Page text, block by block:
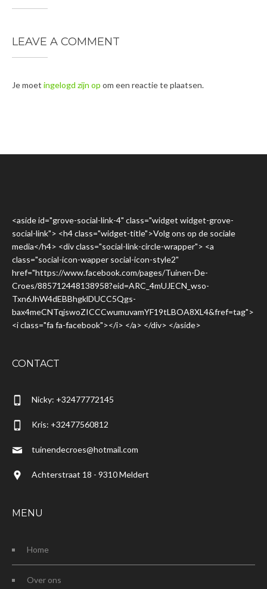
LEAVE A COMMENT
Je moet ingelogd zijn op om een reactie te plaatsen.
<aside id="grove-social-link-4" class="widget widget-grove-
social-link"> <h4 class="widget-title">Volg ons op de sociale
media</h4> <div class="social-link-circle-wrapper"> <a
class="social-icon-wapper social-icon-style2"
href="https://www.facebook.com/pages/Tuinen-De-
Croes/885712448138958?eid=ARC_4mUJECN_wso-
Txn6JhW4dEBBhgklDUCC5Qgs-
bax4meCNTqjswoZICCCwumuvamYF19tLBOA8XL4&fref=tag">
<i class="fa fa-facebook"></i> </a> </div> </aside>
CONTACT
Nicky: +32477772145
Kris: +32477560812
tuinendecroes@hotmail.com
Achterstraat 18 - 9310 Meldert
MENU
Home
Over ons